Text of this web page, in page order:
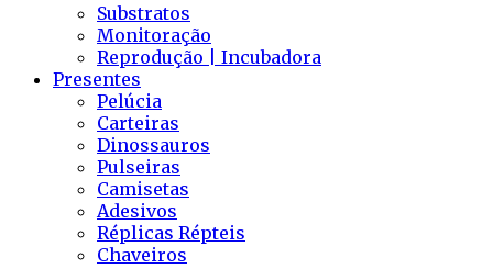
Substratos
Monitoração
Reprodução | Incubadora
Presentes
Pelúcia
Carteiras
Dinossauros
Pulseiras
Camisetas
Adesivos
Réplicas Répteis
Chaveiros